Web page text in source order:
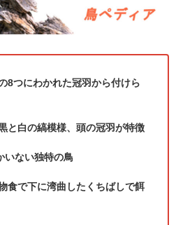
8つにわかれた冠羽から付けら
と白の縞模様、頭の冠羽が特徴
いない独特の鳥
食で下に湾曲したくちばしで餌